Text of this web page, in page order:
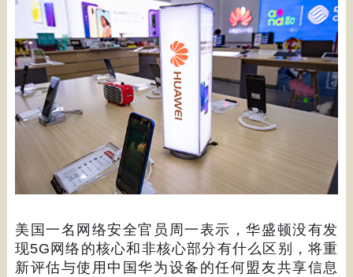
美国一名网络安全官员周一表示，华盛顿没有发
现5G 网络的核心和非核心部分有什么区别，将重
新评估与使用中国华为设备的任何盟友共享信息